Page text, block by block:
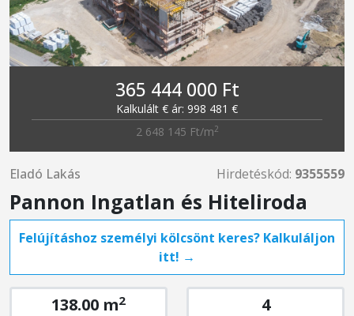
365 444 000 Ft
Kalkulált € ár: 998 481 €
2 648 145 Ft/m2
Eladó Lakás Hirdetéskód: 9355559
Pannon Ingatlan és Hiteliroda
Felújításhoz személyi kölcsönt keres? Kalkuláljon
itt! →
138.00 m2 4